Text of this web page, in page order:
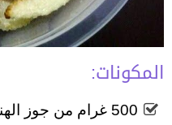
المكونات:
500 غرام من جوز الهند؛